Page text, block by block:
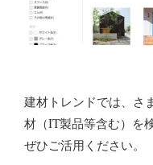
建材トレンドでは、さ
材（IT製品等含む）を
ぜひご活用ください。